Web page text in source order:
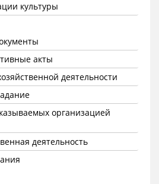
культуры
акты
деятельности
организацией
деятельность